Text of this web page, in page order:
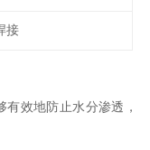
接
效地防止水分渗透，